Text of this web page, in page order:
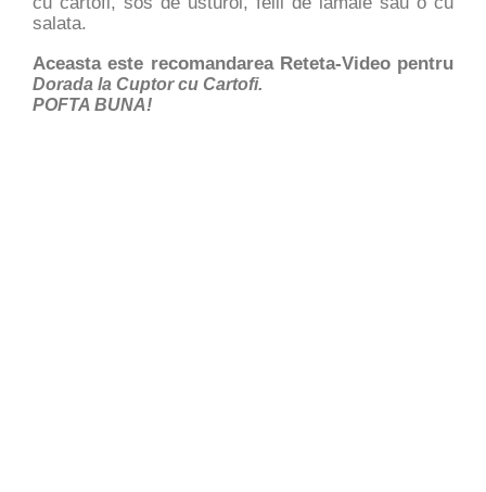
salata.
Aceasta este recomandarea Reteta-Video pentru
Dorada la Cuptor cu Cartofi.
POFTA BUNA!